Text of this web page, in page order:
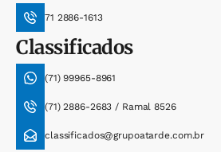
71 2886-1613
Classificados
(71) 99965-8961
(71) 2886-2683 / Ramal 8526
classificados@grupoatarde.com.br